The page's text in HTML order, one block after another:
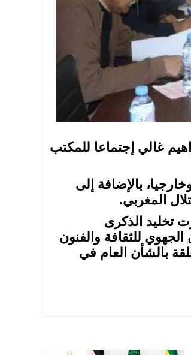
غالي إجتماعا للمكتب
بالإضافة إلى
المغربي.
تخليد الذكرى
للثقافة والفنون
بالشأن العام في